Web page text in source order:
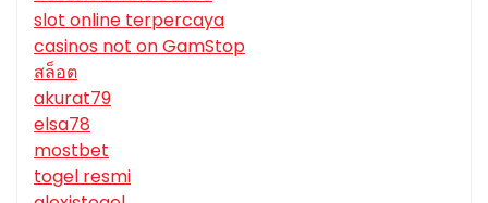
slot online terpercaya
casinos not on GamStop
สล็อต
akurat79
elsa78
mostbet
togel resmi